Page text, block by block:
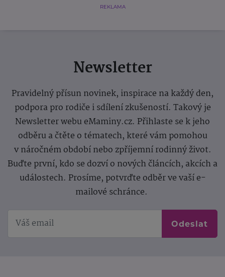
REKLAMA
Newsletter
Pravidelný přísun novinek, inspirace na každý den,
podpora pro rodiče i sdílení zkušeností. Takový je
Newsletter webu eMaminy.cz. Přihlaste se k jeho
odběru a čtěte o tématech, které vám pomohou
v náročném období nebo zpříjemní rodinný život.
Buďte první, kdo se dozví o nových článcích, akcích a
událostech. Prosíme, potvrďte odběr ve vaší e-
mailové schránce.
Odeslat